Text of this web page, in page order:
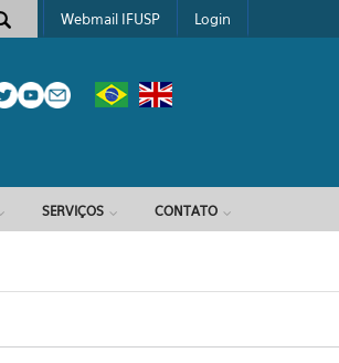
Webmail IFUSP Login
SERVIÇOS CONTATO